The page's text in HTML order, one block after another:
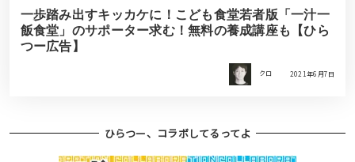
一歩踏み出すキッカケに！こども食堂若者版「一汁一
飯食堂」のサポーター求む！無料の養成講座も【ひら
つー広告】
クロ 2021年6月7日
ひらつー、コラボしてるってよ